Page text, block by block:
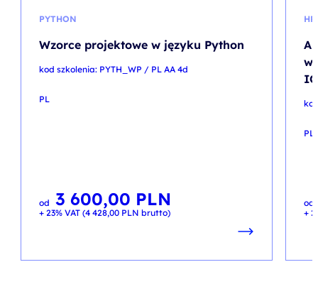
PYTHON
Wzorce projektowe w języku Python
kod szkolenia: PYTH_WP / PL AA 4d
PL
od 3 600,00 PLN
+ 23% VAT (4 428,00 PLN brutto)
PL
od
+